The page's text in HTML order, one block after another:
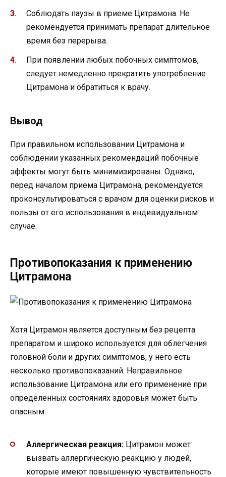
Соблюдать паузы в приеме Цитрамона. Не
рекомендуется принимать препарат длительное
время без перерыва.
При появлении любых побочных симптомов,
следует немедленно прекратить употребление
Цитрамона и обратиться к врачу.
Вывод
При правильном использовании Цитрамона и
соблюдении указанных рекомендаций побочные
эффекты могут быть минимизированы. Однако,
перед началом приема Цитрамона, рекомендуется
проконсультироваться с врачом для оценки рисков и
пользы от его использования в индивидуальном
случае.
Противопоказания к применению
Цитрамона
Хотя Цитрамон является доступным без рецепта
препаратом и широко используется для облегчения
головной боли и других симптомов, у него есть
несколько противопоказаний. Неправильное
использование Цитрамона или его применение при
определенных состояниях здоровья может быть
опасным.
Аллергическая реакция: Цитрамон может
вызвать аллергическую реакцию у людей,
которые имеют повышенную чувствительность